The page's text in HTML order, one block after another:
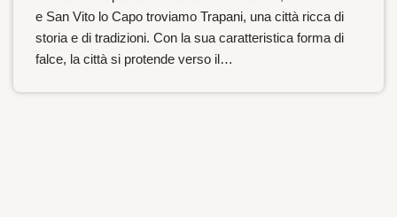
e San Vito lo Capo troviamo Trapani, una città ricca di
storia e di tradizioni. Con la sua caratteristica forma di
falce, la città si protende verso il…